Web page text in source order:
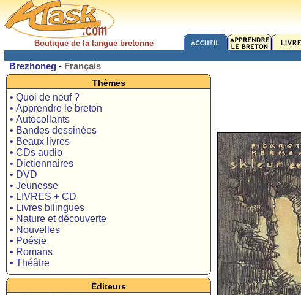
Boutique de la langue bretonne
Brezhoneg - Français
Thèmes
• Quoi de neuf ?
• Apprendre le breton
• Autocollants
• Bandes dessinées
• Beaux livres
• CDs audio
• Dictionnaires
• DVD
• Jeunesse
• LIVRES + CD
• Livres bilingues
• Nature et découverte
• Nouvelles
• Poésie
• Romans
• Théâtre
Éditeurs